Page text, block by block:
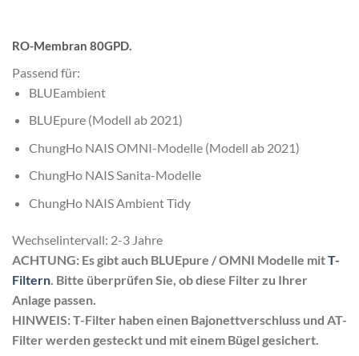
RO-Membran 80GPD.
Passend für:
BLUEambient
BLUEpure (Modell ab 2021)
ChungHo NAIS OMNI-Modelle (Modell ab 2021)
ChungHo NAIS Sanita-Modelle
ChungHo NAIS Ambient Tidy
Wechselintervall: 2-3 Jahre
ACHTUNG: Es gibt auch BLUEpure / OMNI Modelle mitT-
Filtern . Bitte überprüfen Sie, ob diese Filter zu Ihrer
Anlage passen.
HINWEIS: T-Filter haben einen Bajonettverschluss und AT-
Filter werden gesteckt und mit einem Bügel gesichert.